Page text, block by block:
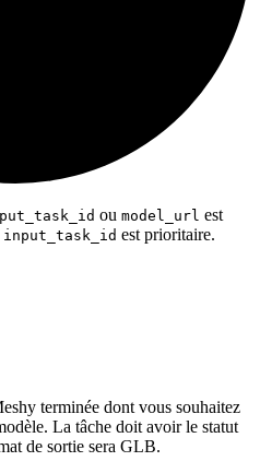
ou model_url est
input_task_id est prioritaire.
terminée dont vous souhaitez
La tâche doit avoir le statut
de sortie sera GLB.